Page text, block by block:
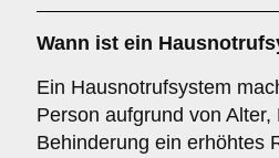
Wann ist ein
Ein Hausnotrufsystem
Person aufgrund von
Behinderung ein erhöhtes